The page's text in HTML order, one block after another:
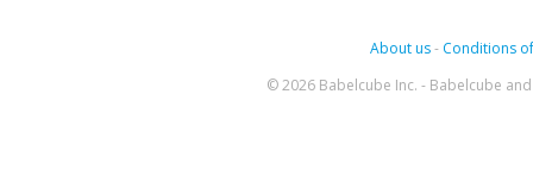
About us- Conditions
© 2026 Babelcube Inc. - Babelcube